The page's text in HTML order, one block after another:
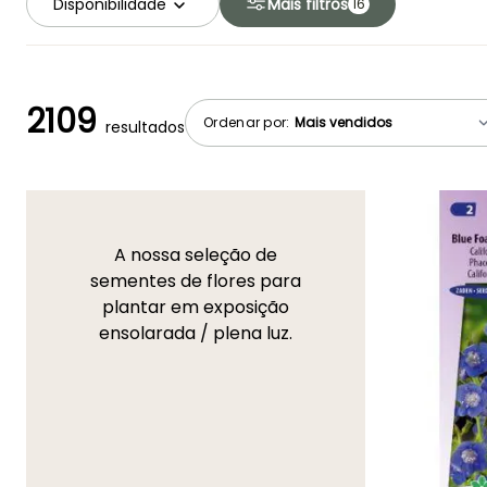
16
Ordenar por:
2109 resultados
A nossa seleção de
sementes de flores para
plantar em exposição
ensolarada / plena luz.